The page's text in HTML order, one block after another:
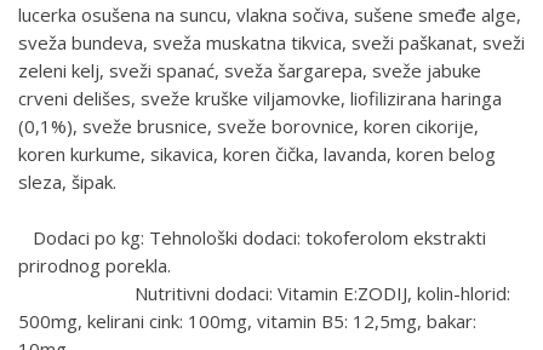
lucerka osušena na suncu, vlakna sočiva, sušene smeđe alge,
sveža bundeva, sveža muskatna tikvica, sveži paškanat, sveži
zeleni kelj, sveži spanać, sveža šargarepa, sveže jabuke
crveni delišes, sveže kruške viljamovke, liofilizirana haringa
(0,1%), sveže brusnice, sveže borovnice, koren cikorije,
koren kurkume, sikavica, koren čička, lavanda, koren belog
sleza, šipak.
Dodaci po kg: Tehnološki dodaci: tokoferolom ekstrakti
prirodnog porekla.
Nutritivni dodaci: Vitamin E:ZODIJ, kolin-hlorid:
500mg, kelirani cink: 100mg, vitamin B5: 12,5mg, bakar: